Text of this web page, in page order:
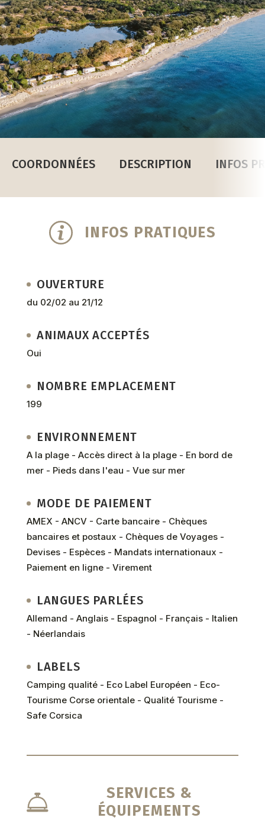
COORDONNÉES DESCRIPTION INFOS
INFOS PRATIQUES
OUVERTURE
du 02/02 au 21/12
ANIMAUX ACCEPTÉS
Oui
NOMBRE EMPLACEMENT
199
ENVIRONNEMENT
A la plage - Accès direct à la plage - En bord de
mer - Pieds dans l'eau - Vue sur mer
MODE DE PAIEMENT
AMEX - ANCV - Carte bancaire - Chèques
bancaires et postaux - Chèques de Voyages -
Devises - Espèces - Mandats internationaux -
Paiement en ligne - Virement
LANGUES PARLÉES
Allemand - Anglais - Espagnol - Français - Italien
- Néerlandais
LABELS
Camping qualité - Eco Label Européen - Eco-
Tourisme Corse orientale - Qualité Tourisme -
Safe Corsica
SERVICES &
ÉQUIPEMENTS